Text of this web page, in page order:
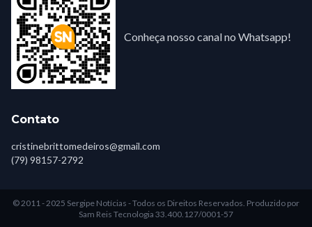
Conheça nosso canal no Whatsapp!
Contato
cristinebrittomedeiros@gmail.com
(79) 98157-2792
© 2011 - 2025 Sergipe Notícias - Todos os Direitos Reservados. Produzido por
Sam Reis Tecnologia 33.400.127/0001-57